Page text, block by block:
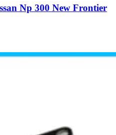
Np 300 New Frontier